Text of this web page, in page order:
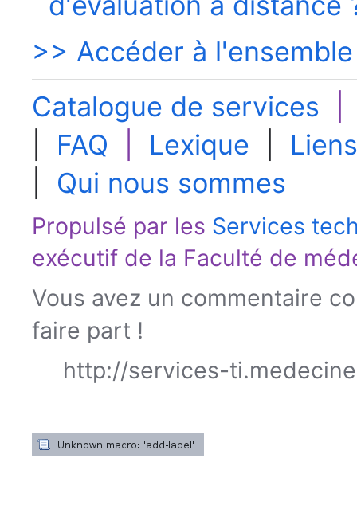
>> Accéder à l'ensemble
Catalogue de services
FAQ Lexique
Qui nous sommes
Propulsé par les Services
exécutif de la Faculté de
Vous avez un commentaire
faire part !
http://services-